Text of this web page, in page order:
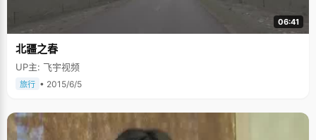
06:41
北疆之春
UP主: 飞宇视频
旅行 • 2015/6/5